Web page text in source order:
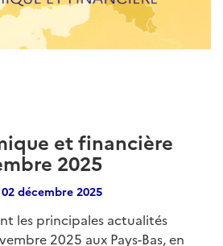
et financière
2025
02 décembre 2025
les principales actualités
2025 aux Pays-Bas, en